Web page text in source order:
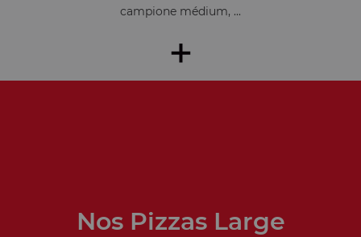
campione médium, ...
+
Nos Pizzas Large